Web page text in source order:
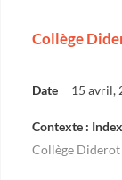
Collège
Date 15 avril,
Contexte :
Collège